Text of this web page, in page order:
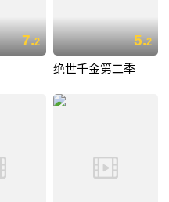
7.2 5.2
绝世千金第二季